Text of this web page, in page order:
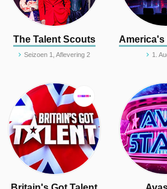
The Talent Scouts
Seizoen 1, Aflevering 2
America's
1.